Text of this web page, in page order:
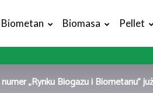
Biometan Biomasa Pellet
„Rynku Biogazu i Biometanu”